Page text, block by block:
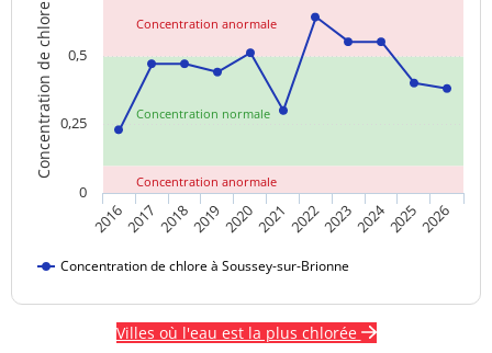
Concentration normale
Concentration anormale
Concentration anormale
Concentration de chlore
Concentration de chlore à Soussey-sur-Brionne
20162017 201820192020202120222023202420252026
0
0,25
0,5
Villes où l'eau est la plus chlorée